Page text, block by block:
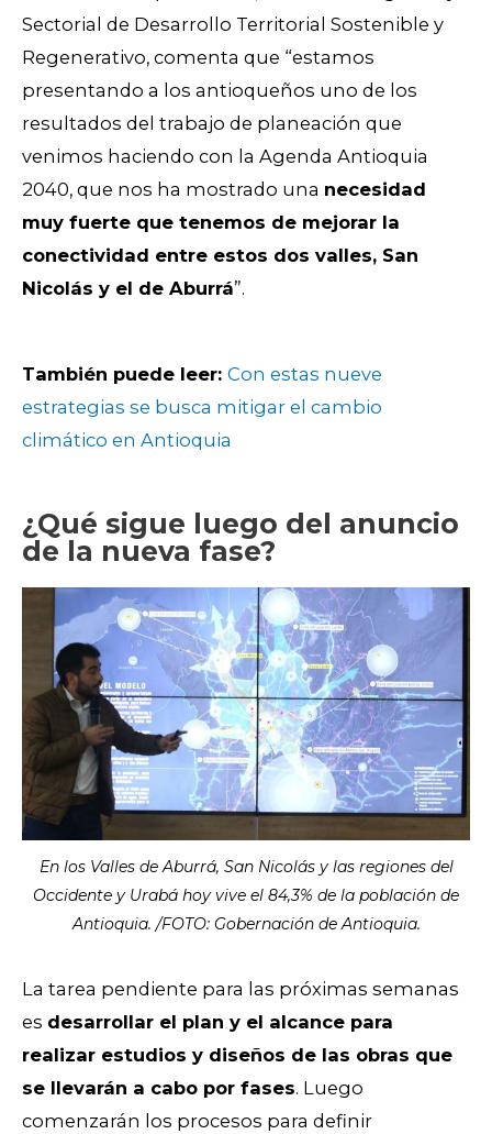
Sectorial de Desarrollo Territorial Sostenible y
Regenerativo, comenta que “estamos
presentando a los antioqueños uno de los
resultados del trabajo de planeación que
venimos haciendo con la Agenda Antioquia
2040, que nos ha mostrado una necesidad
muy fuerte que tenemos de mejorar la
conectividad entre estos dos valles, San
Nicolás y el de Aburrá”.
También puede leer: Con estas nueve
estrategias se busca mitigar el cambio
climático en Antioquia
¿Qué sigue luego del anuncio
de la nueva fase?
En los Valles de Aburrá, San Nicolás y las regiones del
Occidente y Urabá hoy vive el 84,3% de la población de
Antioquia. /FOTO: Gobernación de Antioquia.
La tarea pendiente para las próximas semanas
es desarrollar el plan y el alcance para
realizar estudios y diseños de las obras que
se llevarán a cabo por fases. Luego
comenzarán los procesos para definir